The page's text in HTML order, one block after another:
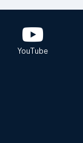
YouTube